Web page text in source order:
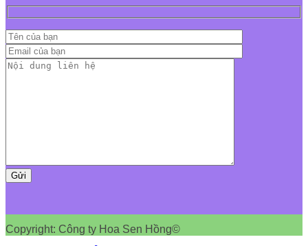
Copyright: Công ty Hoa Sen Hồng©